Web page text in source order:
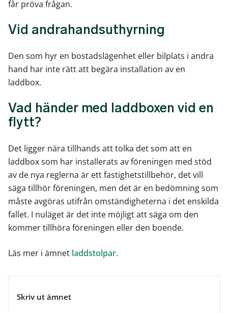
Skriv ut ämnet
får pröva frågan.
Vid andrahandsuthyrning
Den som hyr en bostadslägenhet eller bilplats i andra
hand har inte rätt att begära installation av en
laddbox.
Vad händer med laddboxen vid en
flytt?
Det ligger nära tillhands att tolka det som att en
laddbox som har installerats av föreningen med stöd
av de nya reglerna är ett fastighetstillbehör, det vill
säga tillhör föreningen, men det är en bedömning som
måste avgöras utifrån omständigheterna i det enskilda
fallet. I nuläget är det inte möjligt att säga om den
kommer tillhöra föreningen eller den boende.
Läs mer i ämnet laddstolpar.